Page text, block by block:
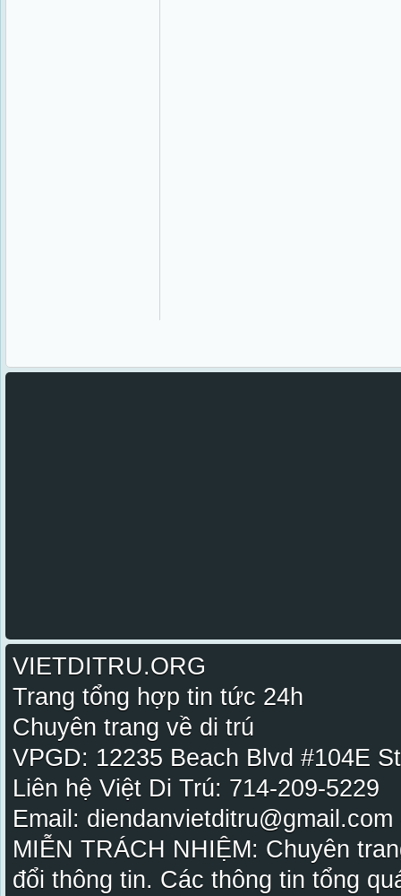
VIETDITRU.ORG
Trang tổng hợp tin tức 24h
Chuyên trang về di trú
VPGD: 12235 Beach Blvd #104E
Liên hệ Việt Di Trú: 714-209-5229
Email:
MIỄN TRÁCH NHIỆM: Chuyên
đổi thông tin. Các thông tin tổng